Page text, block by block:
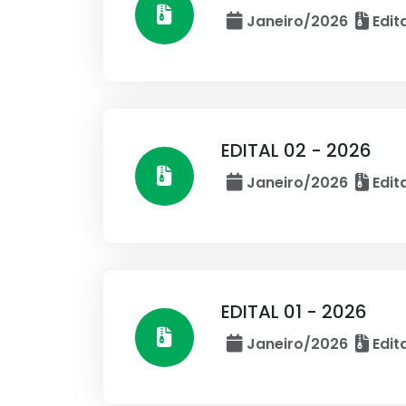
Janeiro/2026
EDITAL 02 - 2026
Janeiro/2026
EDITAL 01 - 2026
Janeiro/2026